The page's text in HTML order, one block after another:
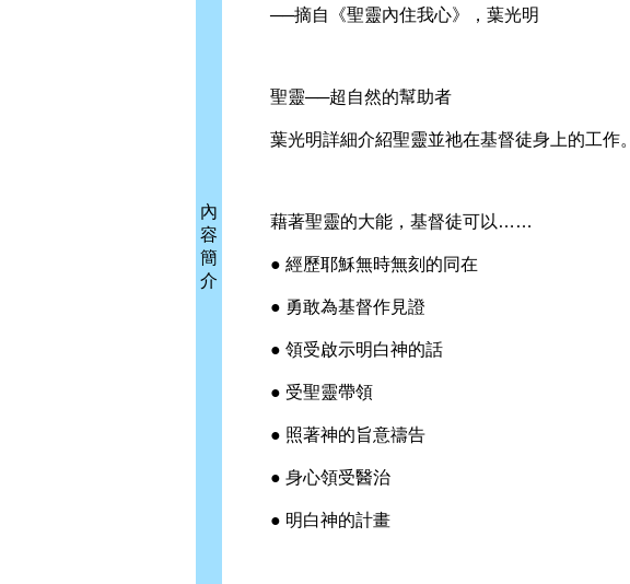
內
容
簡
介
──摘自《聖靈內住我心》，葉光明
聖靈──超自然的幫助者
葉光明詳細介紹聖靈並祂在基督徒身上的工作。
藉著聖靈的大能，基督徒可以……
● 經歷耶穌無時無刻的同在
● 勇敢為基督作見證
● 領受啟示明白神的話
● 受聖靈帶領
● 照著神的旨意禱告
● 身心領受醫治
● 明白神的計畫